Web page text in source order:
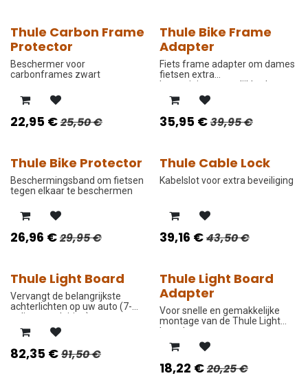
-10%
Thule Carbon Frame
Protector
Beschermer voor
carbonframes zwart
22,95 €25,50€
-10%
Thule Bike Frame
Adapter
Fiets frame adapter om dames
fietsen extra
bevestigingsmogelijkheden te
bieden
35,95€39,95€
-10%
Thule Bike Protector
Beschermingsband om fietsen
tegen elkaar te beschermen
26,96 €29,95€
-10%
Thule Cable Lock
Kabelslot voor extra beveiliging
39,16 €43,50€
-10%
Thule Light Board
Vervangt de belangrijkste
achterlichten op uw auto (7-
polige aansluiting).
82,35 €91,50€
-10%
Thule Light Board
Adapter
Voor snelle en gemakkelijke
montage van de Thule Light
board.
18,22 €20,25€